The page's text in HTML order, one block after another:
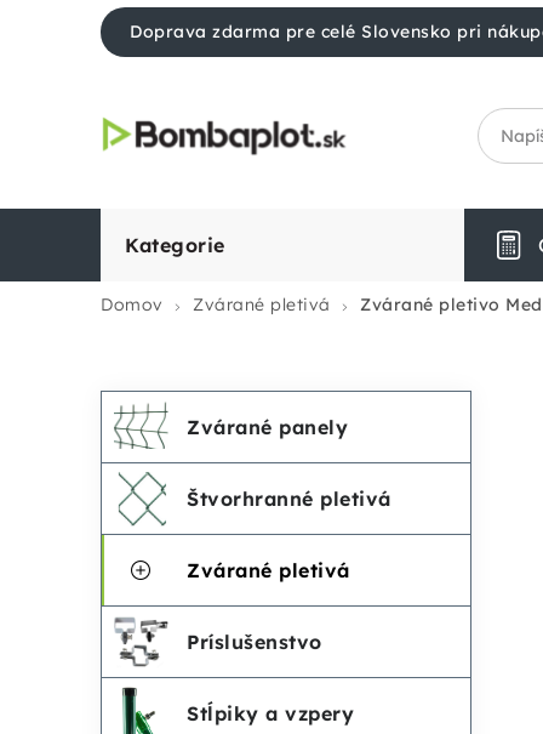
Doprava zdarma pre celé Slovensko pri
Kategorie
Domov Zvárané pletivá Zvárané pletivo
B
o
č
n
ý
Preskočiť
kategórie
K
a
g
Zvárané panely
Štvorhranné pletivá
Zvárané pletivá
Príslušenstvo
Stĺpiky a vzpery